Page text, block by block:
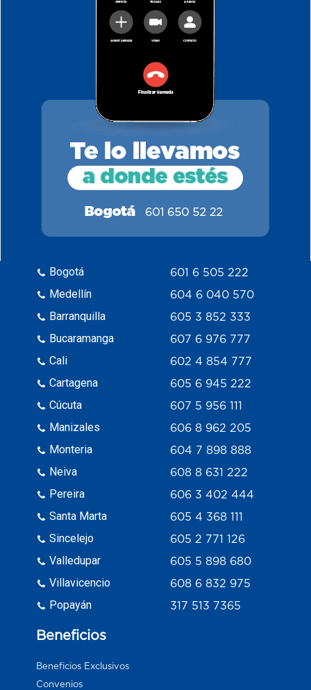
Bogotá
Medellín
Barranquilla
Bucaramanga
Cali
Cartagena
Cúcuta
Manizales
Monteria
Neiva
Pereira
Santa Marta
Sincelejo
Valledupar
Villavicencio
Popayán
601 6 505 222
604 6 040 570
605 3 852 333
607 6 976 777
602 4 854 777
605 6 945 222
607 5 956 111
606 8 962 205
604 7 898 888
608 8 631 222
606 3 402 444
605 4 368 111
605 2 771 126
605 5 898 680
608 6 832 975
317 513 7365
Beneficios
Beneficios Exclusivos
Convenios